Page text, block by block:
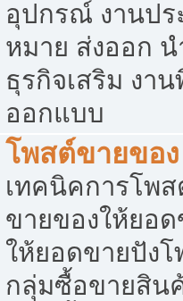
อุปกรณ์ งานป
หมาย ส่งออก น
ธุรกิจเสริม งา
ออกแบบ
โพสต์ขายของ
เทคนิคการโพ
ขายของให้ยอ
ให้ยอดขายปัง
กลุ่มซื้อขายสิน